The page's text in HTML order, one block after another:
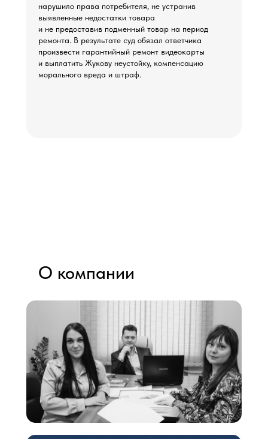
нарушило права потребителя, не устранив
выявленные недостатки товара
и не предоставив подменный товар на период
ремонта. В результате суд обязал ответчика
произвести гарантийный ремонт видеокарты
и выплатить Жукову неустойку, компенсацию
морального вреда и штраф.
О компании